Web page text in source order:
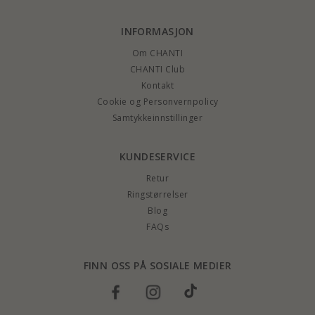
INFORMASJON
Om CHANTI
CHANTI Club
Kontakt
Cookie og Personvernpolicy
Samtykkeinnstillinger
KUNDESERVICE
Retur
Ringstørrelser
Blog
FAQs
FINN OSS PÅ SOSIALE MEDIER